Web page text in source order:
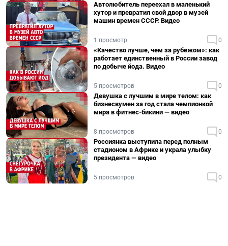
Автолюбитель переехал в маленький
хутор и превратил свой двор в музей
машин времен СССР. Видео
1 просмотр 0
«Качество лучше, чем за рубежом»: как
работает единственный в России завод
по добыче йода. Видео
5 просмотров 0
Девушка с лучшим в мире телом: как
бизнесвумен за год стала чемпионкой
мира в фитнес-бикини — видео
8 просмотров 0
Россиянка выступила перед полным
стадионом в Африке и украла улыбку
президента — видео
5 просмотров 0